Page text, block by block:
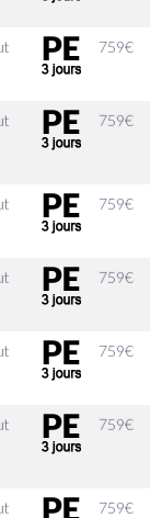
759€
759€
759€
759€
759€
759€
759€